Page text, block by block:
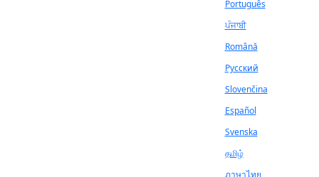
Português
ਪੰਜਾਬੀ
Română
Русский
Slovenčina
Español
Svenska
தமிழ்
ภาษาไทย